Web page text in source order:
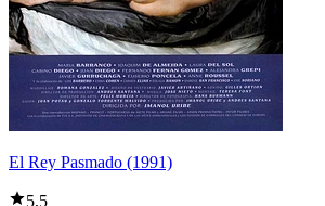
El Rey Pasmado (1991)
5,5